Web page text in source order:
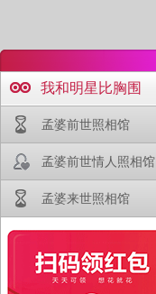
我和明星比胸围
孟婆前世照相馆
孟婆前世情人照相馆
孟婆来世照相馆